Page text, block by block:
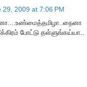
29, 2009 at 7:06 PM
போட்டு தள்ளுங்கய்யா..